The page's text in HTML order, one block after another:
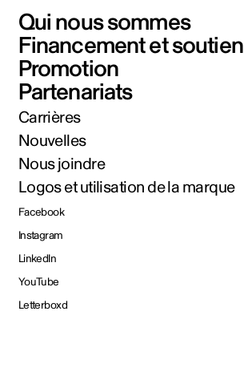
Qui nous sommes
Financement et soutien
Promotion
Partenariats
Carrières
Nouvelles
Nous joindre
Logos et utilisation de la marque
Facebook
Instagram
LinkedIn
YouTube
Letterboxd